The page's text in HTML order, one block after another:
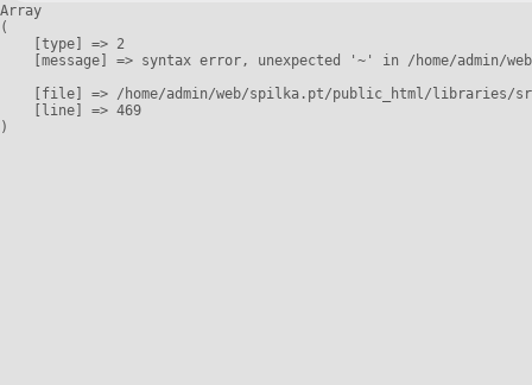
Array
(
    [type] => 2
[message] => syntax error, unexpected '~' in /home/admin/
[file] => /home/admin/web/spilka.pt/public_html/libraries/
    [line] => 469